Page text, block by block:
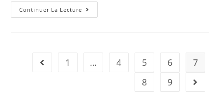
Continuer La Lecture
1 … 4 5 6
7
8
9